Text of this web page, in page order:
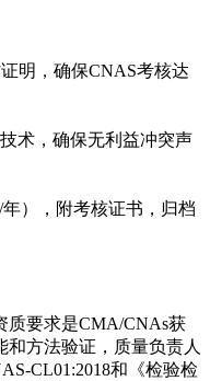
明，确保CNAS考核达
术，确保无利益冲突声
），附考核证书，归档
质要求是CMA/CNAs获
方法验证，质量负责人
CL01:2018和《检验检